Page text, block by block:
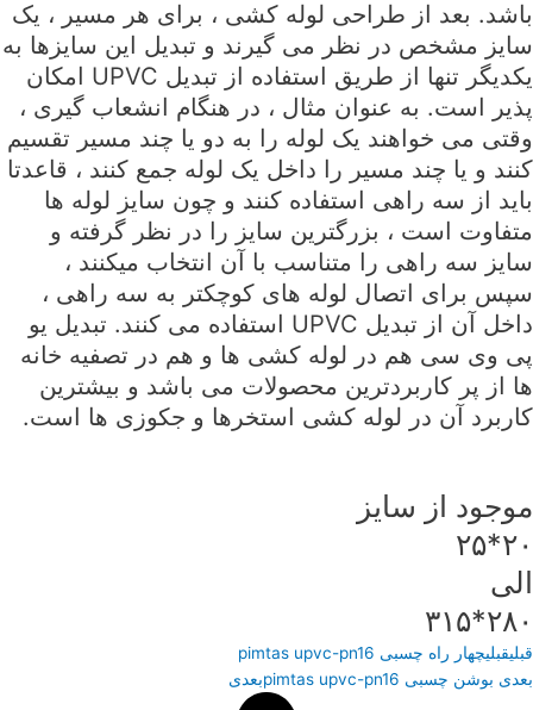
باشد. بعد از طراحی لوله کشی ، برای هر مسیر ، یک
سایز مشخص در نظر می گیرند و تبدیل این سایزها به
یکدیگر تنها از طریق استفاده از تبدیل UPVC امکان
پذیر است. به عنوان مثال ، در هنگام انشعاب گیری ،
وقتی می خواهند یک لوله را به دو یا چند مسیر تقسیم
کنند و یا چند مسیر را داخل یک لوله جمع کنند ، قاعدتا
باید از سه راهی استفاده کنند و چون سایز لوله ها
متفاوت است ، بزرگترین سایز را در نظر گرفته و
سایز سه راهی را متناسب با آن انتخاب میکنند ،
سپس برای اتصال لوله های کوچکتر به سه راهی ،
داخل آن از تبدیل UPVC استفاده می کنند. تبدیل یو
پی وی سی هم در لوله کشی ها و هم در تصفیه خانه
ها از پر کاربردترین محصولات می باشد و بیشترین
کاربرد آن در لوله کشی استخرها و جکوزی ها است.
موجود از سایز
۲۰*۲۵
الی
۲۸۰*۳۱۵
قبلیقبلیچهار راه چسبی pimtas upvc-pn16
بعدی بوشن چسبی pimtas upvc-pn16 بعدی